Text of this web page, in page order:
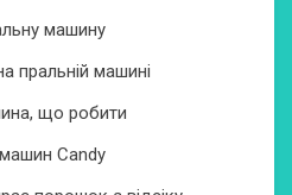
машину
пральній машині
що робити
Candy